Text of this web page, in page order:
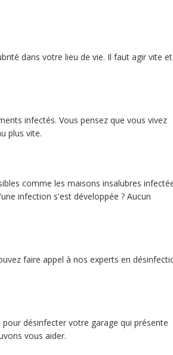
dans votre lieu de vie. Il faut agir vite et
infectés. Vous pensez que vous vivez
plus vite.
comme les maisons insalubres
infection s'est développée ? Aucun
faire appel à nos experts en
désinfecter votre garage qui présente
vous aider.